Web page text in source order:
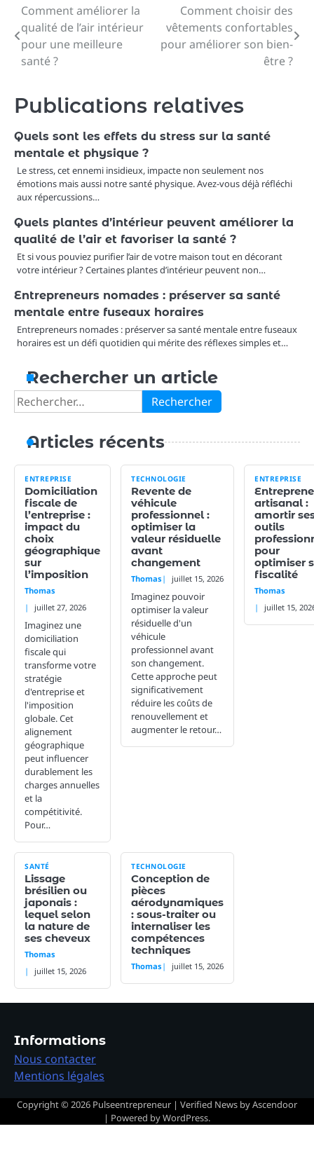
Navigation
de
l’article
Comment améliorer la
qualité de l’air intérieur
pour une meilleure
santé ?
Comment choisir des
vêtements confortables
pour améliorer son bien-
être ?
Publications relatives
Quels sont les effets du stress sur la santé
mentale et physique ?
Le stress, cet ennemi insidieux, impacte non seulement nos
émotions mais aussi notre santé physique. Avez-vous déjà réfléchi
aux répercussions…
Quels plantes d’intérieur peuvent améliorer la
qualité de l’air et favoriser la santé ?
Et si vous pouviez purifier l’air de votre maison tout en décorant
votre intérieur ? Certaines plantes d’intérieur peuvent non…
Entrepreneurs nomades : préserver sa santé
mentale entre fuseaux horaires
Entrepreneurs nomades : préserver sa santé mentale entre fuseaux
horaires est un défi quotidien qui mérite des réflexes simples et…
Rechercher un article
Rechercher :
Articles récents
ENTREPRISE
Domiciliation
fiscale de
l’entreprise :
impact du
choix
géographique
sur
l’imposition
Thomas
juillet 27, 2026
Imaginez une
domiciliation
fiscale qui
transforme votre
stratégie
d'entreprise et
l'imposition
globale. Cet
alignement
géographique
peut influencer
durablement les
charges annuelles
et la
compétitivité.
Pour…
TECHNOLOGIE
Revente de
véhicule
professionnel :
optimiser la
valeur résiduelle
avant
changement
Thomas juillet 15, 2026
Imaginez pouvoir
optimiser la valeur
résiduelle d'un
véhicule
professionnel avant
son changement.
Cette approche peut
significativement
réduire les coûts de
renouvellement et
augmenter le retour…
ENTREPRISE
artisanal :
amortir
outils
pour
optimiser
fiscalité
Thomas
juillet 15,
SANTÉ
Lissage
brésilien ou
japonais :
lequel selon
la nature de
ses cheveux
Thomas
juillet 15, 2026
TECHNOLOGIE
Conception de
pièces
aérodynamiques
: sous-traiter ou
internaliser les
compétences
techniques
Thomas juillet 15, 2026
Informations
Nous contacter
Mentions légales
Copyright © 2026 Pulseentrepreneur | Verified News byAscendoor
| Powered byWordPress.